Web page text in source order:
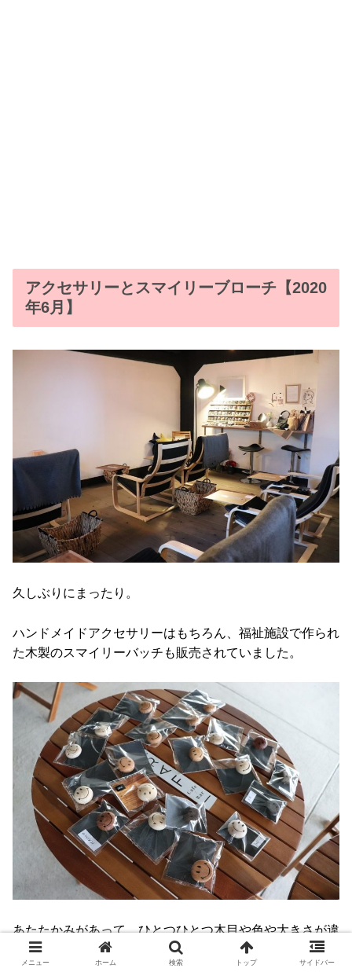
アクセサリーとスマイリーブローチ【2020
年6月】
久しぶりにまったり。
ハンドメイドアクセサリーはもちろん、福祉施設で作られ
た木製のスマイリーバッチも販売されていました。
あたたかみがあって、ひとつひとつ木目や色や大きさが違
うの。
メニュー ホーム 検索 トップ サイドバー